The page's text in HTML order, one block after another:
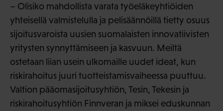
– Olisiko mahdollista varata työeläkeyhtiöiden
yhteisellä valmistelulla ja pelisäännöillä tietty osuus
sijoitusvaroista uusien suomalaisten innovatiivisten
yritysten synnyttämiseen ja kasvuun. Meiltä
ostetaan liian usein ulkomaille uudet ideat, kun
riskirahoitus juuri tuotteistamisvaiheessa puuttuu.
Valtion pääomasijoitusyhtiön, Tesin, Tekesin ja
riskirahoitusyhtiön Finnveran ja miksei eduskunnan